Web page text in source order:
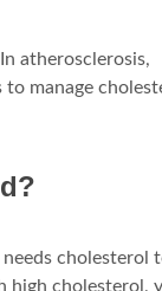
atherosclerosis,
manage
cholesterol
high cholesterol,